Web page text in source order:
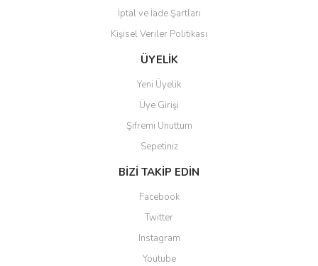
Gönder
İptal ve İade Şartları
Kişisel Veriler Politikası
ÜYELİK
Yeni Üyelik
Üye Girişi
Şifremi Unuttum
Sepetiniz
BİZİ TAKİP EDİN
Facebook
Twitter
Instagram
Youtube